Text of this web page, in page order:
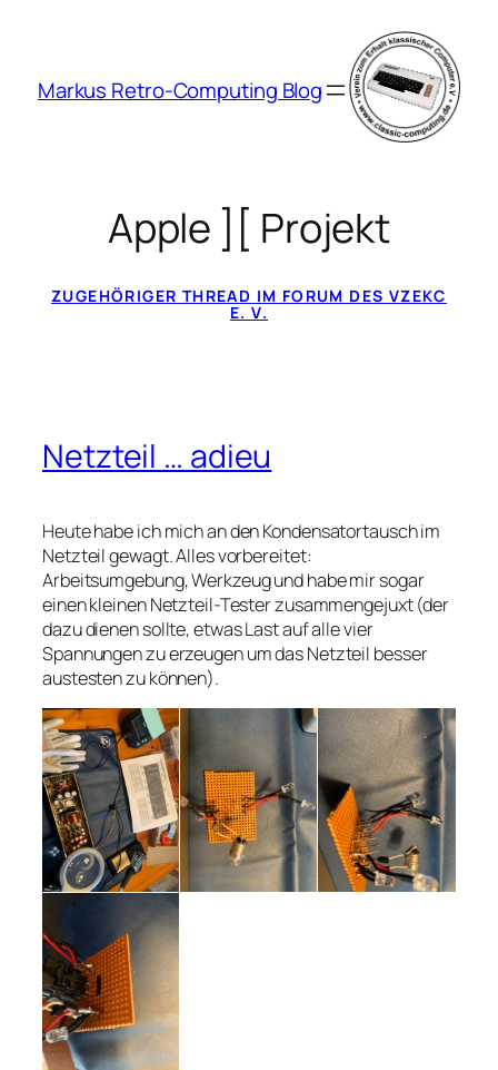
springen
Markus Retro-Computing Blog
Apple ][ Projekt
ZUGEHÖRIGER THREAD IM FORUM DES VZEKC
E. V.
Netzteil … adieu
Heute habe ich mich an den Kondensatortausch im
Netzteil gewagt. Alles vorbereitet:
Arbeitsumgebung, Werkzeug und habe mir sogar
einen kleinen Netzteil-Tester zusammengejuxt (der
dazu dienen sollte, etwas Last auf alle vier
Spannungen zu erzeugen um das Netzteil besser
austesten zu können).